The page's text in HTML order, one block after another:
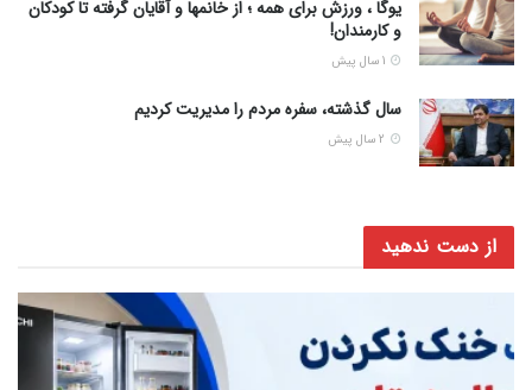
یوگا ، ورزش برای همه ؛ از خانمها و آقایان گرفته تا کودکان
و کارمندان!
سال گذشته، سفره مردم را مدیریت کردیم
از دست ندهید